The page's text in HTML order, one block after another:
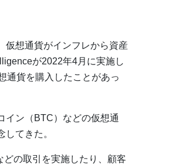
仮想通貨がインフレから資産
が2022年4月に実施し
通貨を購入したことがあっ
イン（BTC）などの仮想通
てきた。
の取引を実施したり、顧客